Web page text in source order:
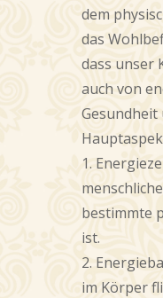
dem
das
dass unser
auch von
1.
bestimmte
ist.
2.
im Körper